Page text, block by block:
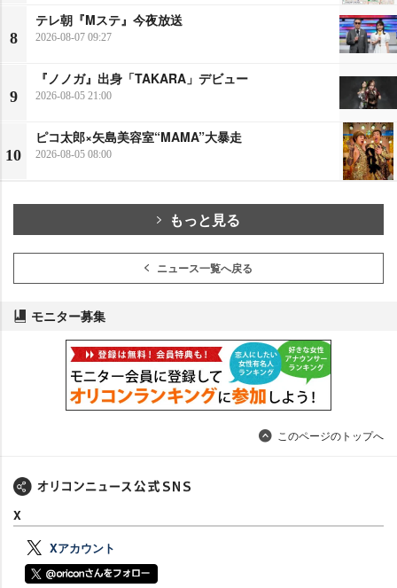
8
テレ朝『Mステ』今夜放送
2026-08-07 09:27
9
『ノノガ』出身「TAKARA」デビュー
2026-08-05 21:00
10
ピコ太郎×矢島美容室“MAMA”大暴走
2026-08-05 08:00
もっと見る
ニュース一覧へ戻る
モニター募集
このページのトップへ
X
Xアカウント